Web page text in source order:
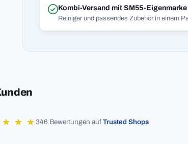
Kombi-Versand mit SM55-Eigenmarke
Reiniger und passendes Zubehör in einem
★ ★ ★346 Bewertungen aufTrusted Shops